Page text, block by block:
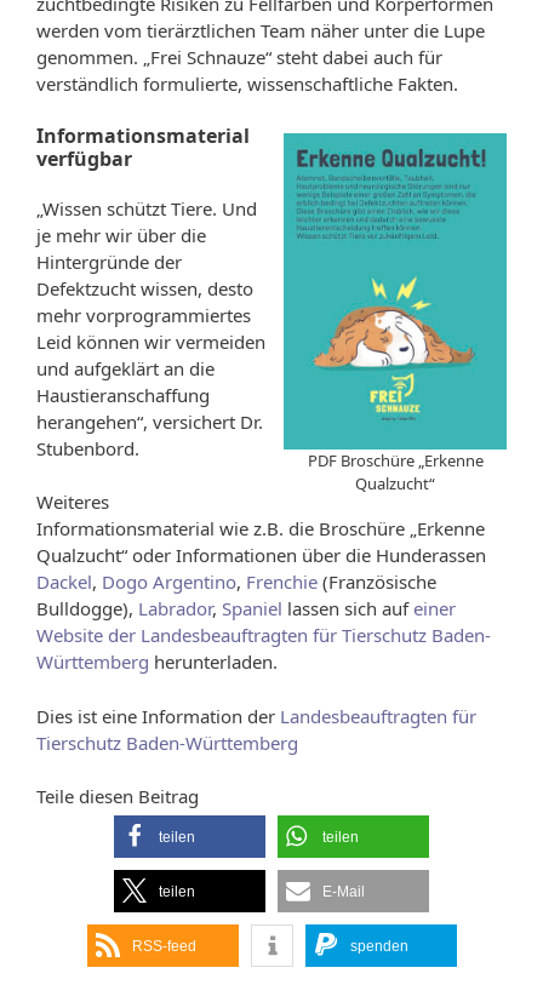
werden vom tierärztlichen Team näher unter die Lupe
genommen. „Frei Schnauze“ steht dabei auch für
verständlich formulierte, wissenschaftliche Fakten.
PDF Broschüre „Erkenne
Qualzucht“
Informationsmaterial
verfügbar
„Wissen schützt Tiere. Und
je mehr wir über die
Hintergründe der
Defektzucht wissen, desto
mehr vorprogrammiertes
Leid können wir vermeiden
und aufgeklärt an die
Haustieranschaffung
herangehen“, versichert Dr.
Stubenbord.
Weiteres
Informationsmaterial wie z.B. die Broschüre „Erkenne
Qualzucht“ oder Informationen über die Hunderassen
Dackel, Dogo Argentino, Frenchie (Französische
Bulldogge), Labrador, Spaniel lassen sich auf einer
Website der Landesbeauftragten für Tierschutz Baden-
Württemberg herunterladen.
Dies ist eine Information der Landesbeauftragten für
Tierschutz Baden-Württemberg
Teile diesen Beitrag
teilen teilen
teilen E-Mail
RSS-feed spenden